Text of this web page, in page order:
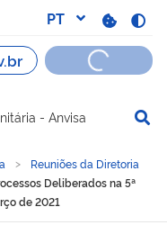
- Anvisa
Reuniões da Diretoria
Deliberados na 5ª
de 2021